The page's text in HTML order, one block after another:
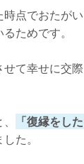
点でおたが
ためです。
て幸せに交
「復縁をし
た。